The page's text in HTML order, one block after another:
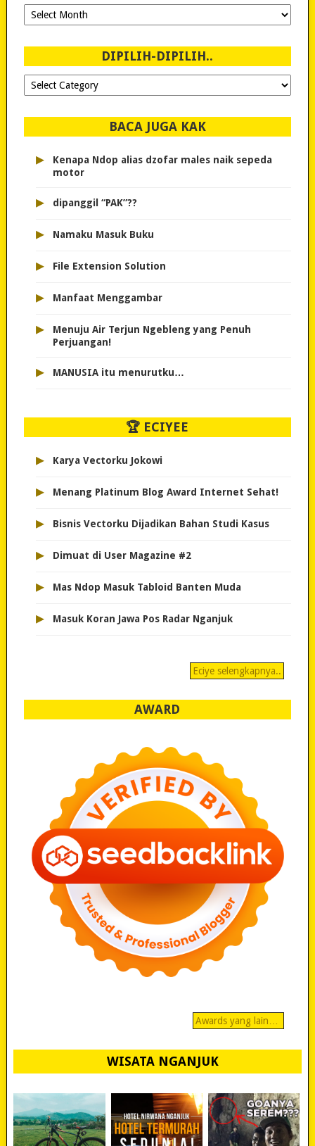
Ngeblog
Sejak
DIPILIH-DIPILIH..
Dipilih-
dipilih..
BACA JUGA KAK
▸
Kenapa Ndop alias dzofar males naik sepeda
motor
▸ dipanggil “PAK”??
▸ Namaku Masuk Buku
▸ File Extension Solution
▸ Manfaat Menggambar
▸
Menuju Air Terjun Ngebleng yang Penuh
Perjuangan!
▸ MANUSIA itu menurutku…
🏆 ECIYEE
▸ Karya Vectorku Jokowi
▸ Menang Platinum Blog Award Internet Sehat!
▸ Bisnis Vectorku Dijadikan Bahan Studi Kasus
▸ Dimuat di User Magazine #2
▸ Mas Ndop Masuk Tabloid Banten Muda
▸ Masuk Koran Jawa Pos Radar Nganjuk
Eciye selengkapnya..
AWARD
Awards yang lain…
WISATA NGANJUK